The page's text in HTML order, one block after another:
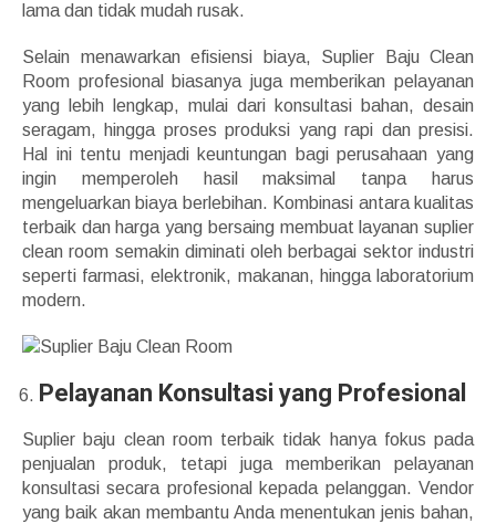
lama dan tidak mudah rusak.
Selain menawarkan efisiensi biaya, Suplier Baju Clean
Room profesional biasanya juga memberikan pelayanan
yang lebih lengkap, mulai dari konsultasi bahan, desain
seragam, hingga proses produksi yang rapi dan presisi.
Hal ini tentu menjadi keuntungan bagi perusahaan yang
ingin memperoleh hasil maksimal tanpa harus
mengeluarkan biaya berlebihan. Kombinasi antara kualitas
terbaik dan harga yang bersaing membuat layanan suplier
clean room semakin diminati oleh berbagai sektor industri
seperti farmasi, elektronik, makanan, hingga laboratorium
modern.
Pelayanan Konsultasi yang Profesional
Suplier baju clean room terbaik tidak hanya fokus pada
penjualan produk, tetapi juga memberikan pelayanan
konsultasi secara profesional kepada pelanggan. Vendor
yang baik akan membantu Anda menentukan jenis bahan,